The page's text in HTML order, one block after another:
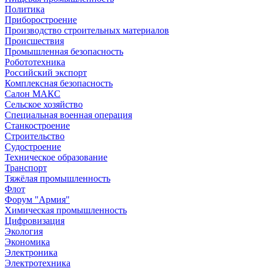
Политика
Приборостроение
Производство строительных материалов
Происшествия
Промышленная безопасность
Робототехника
Российский экспорт
Комплексная безопасность
Салон МАКС
Сельское хозяйство
Специальная военная операция
Станкостроение
Строительство
Судостроение
Техническое образование
Транспорт
Тяжёлая промышленность
Флот
Форум "Армия"
Химическая промышленность
Цифровизация
Экология
Экономика
Электроника
Электротехника